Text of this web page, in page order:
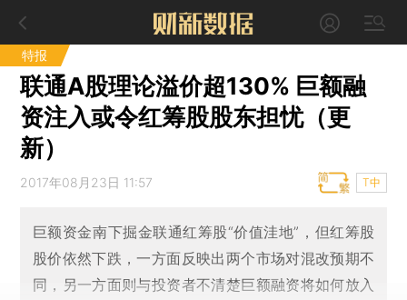
特报
联通A股理论溢价超130% 巨额融
资注入或令红筹股股东担忧（更
新）
2017年08月23日 11:57 T中
巨额资金南下掘金联通红筹股“价值洼地”，但红筹股
股价依然下跌，一方面反映出两个市场对混改预期不
同，另一方面则与投资者不清楚巨额融资将如何放入